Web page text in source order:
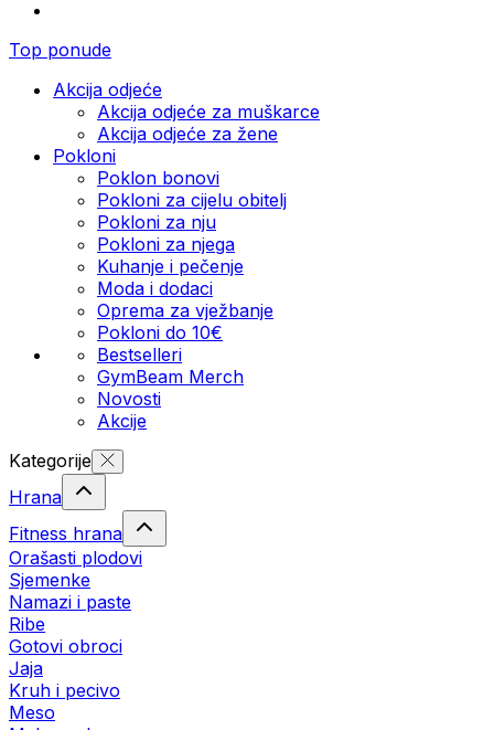
Top ponude
Akcija odjeće
Akcija odjeće za muškarce
Akcija odjeće za žene
Pokloni
Poklon bonovi
Pokloni za cijelu obitelj
Pokloni za nju
Pokloni za njega
Kuhanje i pečenje
Moda i dodaci
Oprema za vježbanje
Pokloni do 10€
Bestselleri
GymBeam Merch
Novosti
Akcije
Kategorije
Hrana
Fitness hrana
Orašasti plodovi
Sjemenke
Namazi i paste
Ribe
Gotovi obroci
Jaja
Kruh i pecivo
Meso